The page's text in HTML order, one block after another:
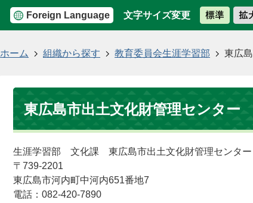
Foreign Language 文字サイズ変更
ホーム 組織から探す 教育委員会生涯学習部 東広
東広島市出土文化財管理センター
生涯学習部 文化課 東広島市出土文化財管理センター
〒739-2201
東広島市河内町中河内651番地7
電話：082-420-7890